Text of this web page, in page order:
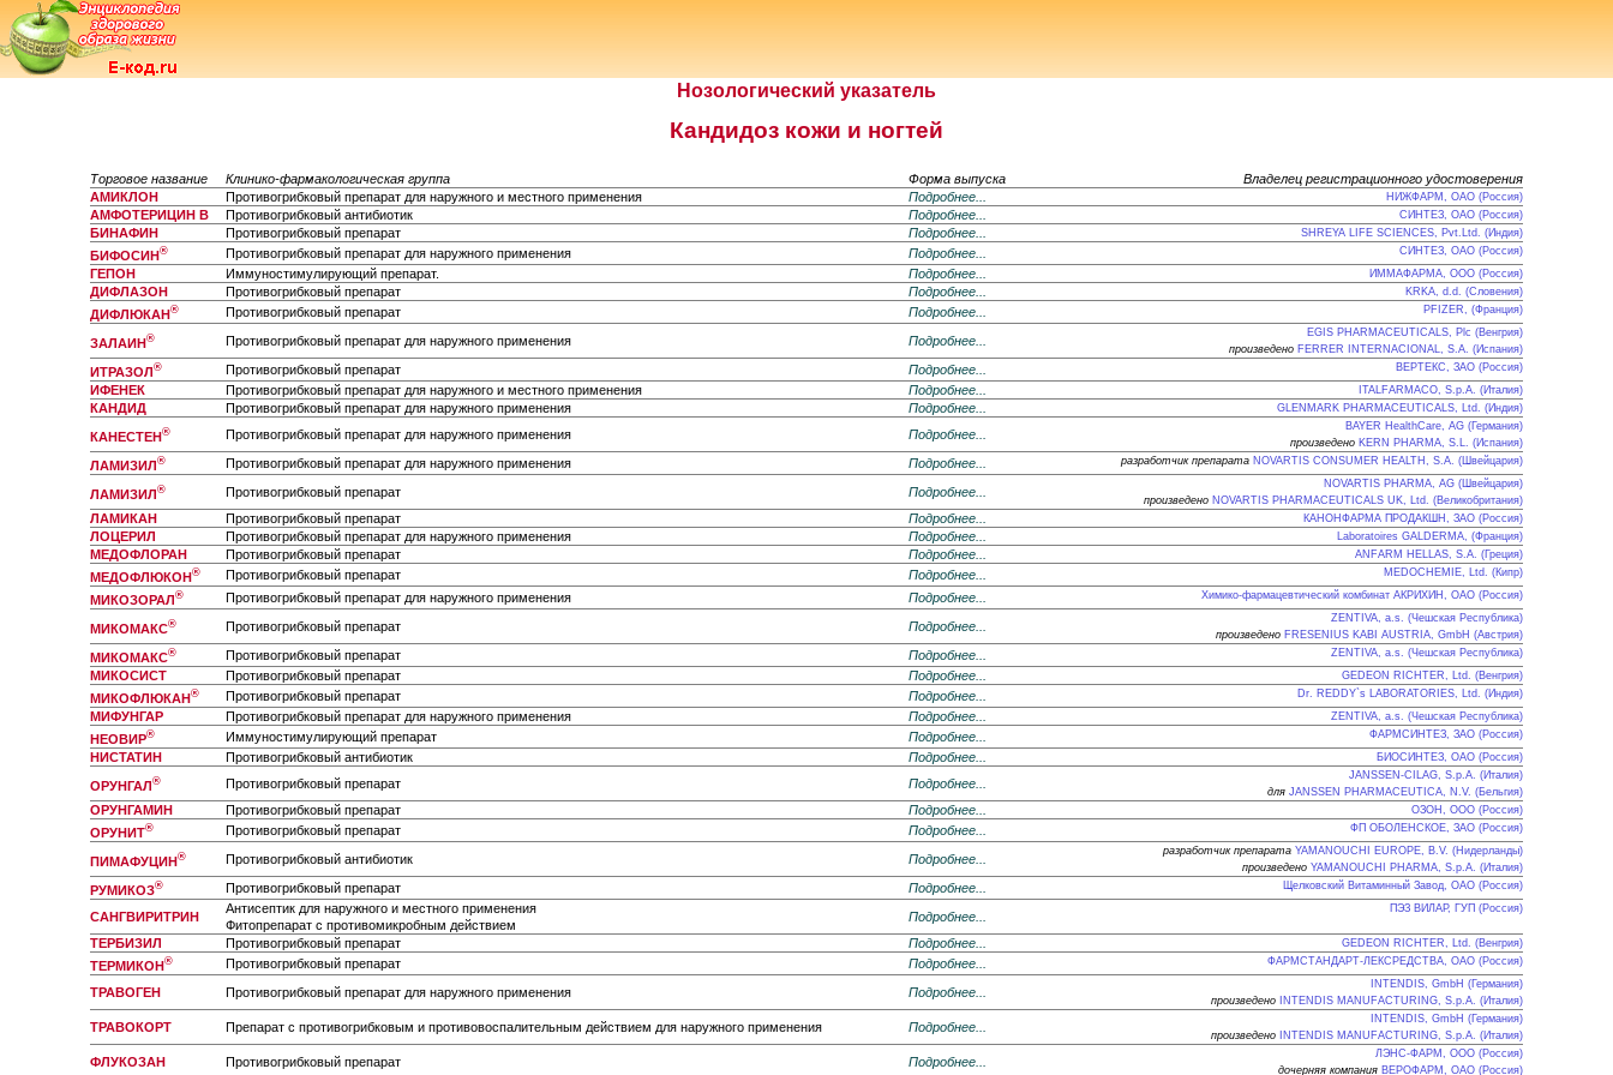
Нозологический указатель
Кандидоз кожи и ногтей
Торговое название Клинико-фармакологическая группа Форма выпуска
Владелец регистрационного удостоверения
АМИКЛОН
Противогрибковый препарат для наружного и местного применения Подробнее... НИЖФАРМ, ОАО (Россия)
АМФОТЕРИЦИН В Противогрибковый антибиотик Подробнее... СИНТЕЗ, ОАО (Россия)
БИНАФИН Противогрибковый препарат Подробнее... SHREYA LIFE SCIENCES, Pvt.Ltd. (Индия)
БИФОСИН® Противогрибковый препарат для наружного применения Подробнее... СИНТЕЗ, ОАО (Россия)
ГЕПОН Иммуностимулирующий препарат. Подробнее... ИММАФАРМА, ООО (Россия)
ДИФЛАЗОН Противогрибковый препарат Подробнее... KRKA, d.d. (Словения)
ДИФЛЮКАН® Противогрибковый препарат Подробнее... PFIZER, (Франция)
ЗАЛАИН® Противогрибковый препарат для наружного применения Подробнее...
EGIS PHARMACEUTICALS, Plc (Венгрия)
произведено FERRER INTERNACIONAL, S.A. (Испания)
ИТРАЗОЛ® Противогрибковый препарат Подробнее... ВЕРТЕКС, ЗАО (Россия)
ИФЕНЕК Противогрибковый препарат для наружного и местного применения Подробнее... ITALFARMACO, S.p.A. (Италия)
КАНДИД Противогрибковый препарат для наружного применения Подробнее... GLENMARK PHARMACEUTICALS, Ltd. (Индия)
КАНЕСТЕН® Противогрибковый препарат для наружного применения Подробнее...
BAYER HealthCare, AG (Германия)
произведено KERN PHARMA, S.L. (Испания)
ЛАМИЗИЛ® Противогрибковый препарат для наружного применения Подробнее... разработчик препарата NOVARTIS CONSUMER HEALTH, S.A. (Швейцария)
ЛАМИЗИЛ® Противогрибковый препарат Подробнее...
NOVARTIS PHARMA, AG (Швейцария)
произведено NOVARTIS PHARMACEUTICALS UK, Ltd. (Великобритания)
ЛАМИКАН Противогрибковый препарат Подробнее... КАНОНФАРМА ПРОДАКШН, ЗАО (Россия)
ЛОЦЕРИЛ Противогрибковый препарат для наружного применения Подробнее... Laboratoires GALDERMA, (Франция)
МЕДОФЛОРАН Противогрибковый препарат Подробнее... ANFARM HELLAS, S.A. (Греция)
МЕДОФЛЮКОН® Противогрибковый препарат Подробнее... MEDOCHEMIE, Ltd. (Кипр)
МИКОЗОРАЛ® Противогрибковый препарат для наружного применения Подробнее... Химико-фармацевтический комбинат АКРИХИН, ОАО (Россия)
МИКОМАКС® Противогрибковый препарат Подробнее...
ZENTIVA, a.s. (Чешская Республика)
произведено FRESENIUS KABI AUSTRIA, GmbH (Австрия)
МИКОМАКС® Противогрибковый препарат Подробнее... ZENTIVA, a.s. (Чешская Республика)
МИКОСИСТ Противогрибковый препарат Подробнее... GEDEON RICHTER, Ltd. (Венгрия)
МИКОФЛЮКАН® Противогрибковый препарат Подробнее... Dr. REDDY`s LABORATORIES, Ltd. (Индия)
МИФУНГАР Противогрибковый препарат для наружного применения Подробнее... ZENTIVA, a.s. (Чешская Республика)
НЕОВИР® Иммуностимулирующий препарат Подробнее... ФАРМСИНТЕЗ, ЗАО (Россия)
НИСТАТИН Противогрибковый антибиотик Подробнее... БИОСИНТЕЗ, ОАО (Россия)
ОРУНГАЛ® Противогрибковый препарат Подробнее...
JANSSEN-CILAG, S.p.A. (Италия)
для JANSSEN PHARMACEUTICA, N.V. (Бельгия)
ОРУНГАМИН Противогрибковый препарат Подробнее... ОЗОН, ООО (Россия)
ОРУНИТ® Противогрибковый препарат Подробнее... ФП ОБОЛЕНСКОЕ, ЗАО (Россия)
ПИМАФУЦИН® Противогрибковый антибиотик Подробнее...
разработчик препарата YAMANOUCHI EUROPE, B.V. (Нидерланды)
произведено YAMANOUCHI PHARMA, S.p.A. (Италия)
РУМИКОЗ® Противогрибковый препарат Подробнее... Щелковский Витаминный Завод, ОАО (Россия)
САНГВИРИТРИН
Антисептик для наружного и местного применения
Фитопрепарат с противомикробным действием
Подробнее...
ПЭЗ ВИЛАР, ГУП (Россия)
ТЕРБИЗИЛ Противогрибковый препарат Подробнее... GEDEON RICHTER, Ltd. (Венгрия)
ТЕРМИКОН® Противогрибковый препарат Подробнее... ФАРМСТАНДАРТ-ЛЕКСРЕДСТВА, ОАО (Россия)
ТРАВОГЕН Противогрибковый препарат для наружного применения Подробнее...
INTENDIS, GmbH (Германия)
произведено
INTENDIS MANUFACTURING, S.p.A. (Италия)
ТРАВОКОРТ Препарат с противогрибковым и противовоспалительным действием для наружного применения Подробнее...
INTENDIS, GmbH (Германия)
произведено
INTENDIS MANUFACTURING, S.p.A. (Италия)
ФЛУКОЗАН Противогрибковый препарат Подробнее...
ЛЭНС-ФАРМ, ООО (Россия)
дочерняя компания ВЕРОФАРМ, ОАО (Россия)